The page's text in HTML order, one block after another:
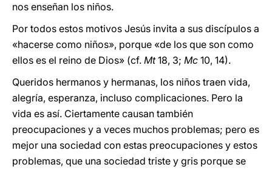
nos enseñan los niños.
Por todos estos motivos Jesús invita a sus discípulos a
«hacerse como niños», porque «de los que son como
ellos es el reino de Dios» (cf. Mt18, 3; Mc 10, 14).
Queridos hermanos y hermanas, los niños traen vida,
alegría, esperanza, incluso complicaciones. Pero la
vida es así. Ciertamente causan también
preocupaciones y a veces muchos problemas; pero es
mejor una sociedad con estas preocupaciones y estos
problemas, que una sociedad triste y gris porque se